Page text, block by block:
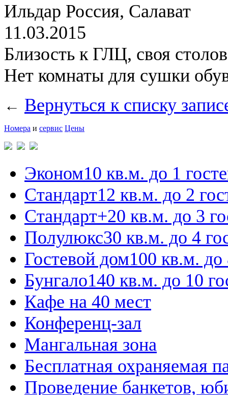
Ильдар Россия, Салават
11.03.2015
Близость к ГЛЦ, своя
Нет комнаты для сушки
← Вернуться к списку
Номера и сервис Цены
Эконом10 кв.м. до 1
Стандарт12 кв.м. до 2
Стандарт+20 кв.м. до 3
Полулюкс30 кв.м. до 4
Гостевой дом100 кв.м. до
Бунгало140 кв.м. до 10
Кафе на 40 мест
Конференц-зал
Мангальная зона
Бесплатная охраняемая
Проведение банкетов,